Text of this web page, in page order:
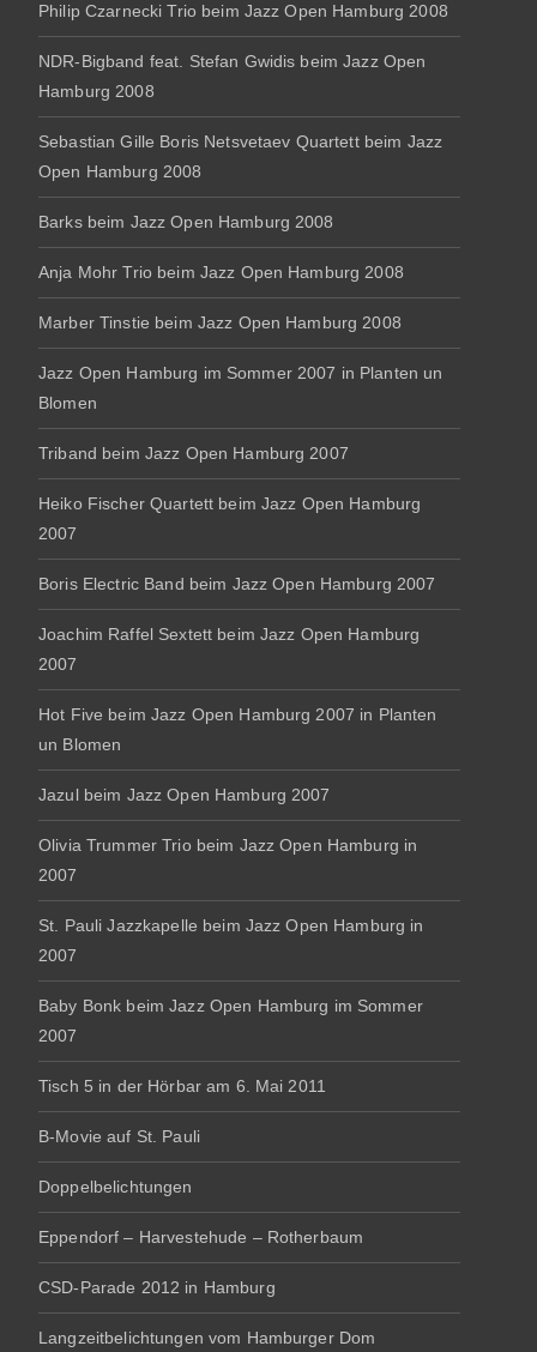
Philip Czarnecki Trio beim Jazz Open Hamburg 2008
NDR-Bigband feat. Stefan Gwidis beim Jazz Open
Hamburg 2008
Sebastian Gille Boris Netsvetaev Quartett beim Jazz
Open Hamburg 2008
Barks beim Jazz Open Hamburg 2008
Anja Mohr Trio beim Jazz Open Hamburg 2008
Marber Tinstie beim Jazz Open Hamburg 2008
Jazz Open Hamburg im Sommer 2007 in Planten un
Blomen
Triband beim Jazz Open Hamburg 2007
Heiko Fischer Quartett beim Jazz Open Hamburg
2007
Boris Electric Band beim Jazz Open Hamburg 2007
Joachim Raffel Sextett beim Jazz Open Hamburg
2007
Hot Five beim Jazz Open Hamburg 2007 in Planten
un Blomen
Jazul beim Jazz Open Hamburg 2007
Olivia Trummer Trio beim Jazz Open Hamburg in
2007
St. Pauli Jazzkapelle beim Jazz Open Hamburg in
2007
Baby Bonk beim Jazz Open Hamburg im Sommer
2007
Tisch 5 in der Hörbar am 6. Mai 2011
B-Movie auf St. Pauli
Doppelbelichtungen
Eppendorf – Harvestehude – Rotherbaum
CSD-Parade 2012 in Hamburg
Langzeitbelichtungen vom Hamburger Dom